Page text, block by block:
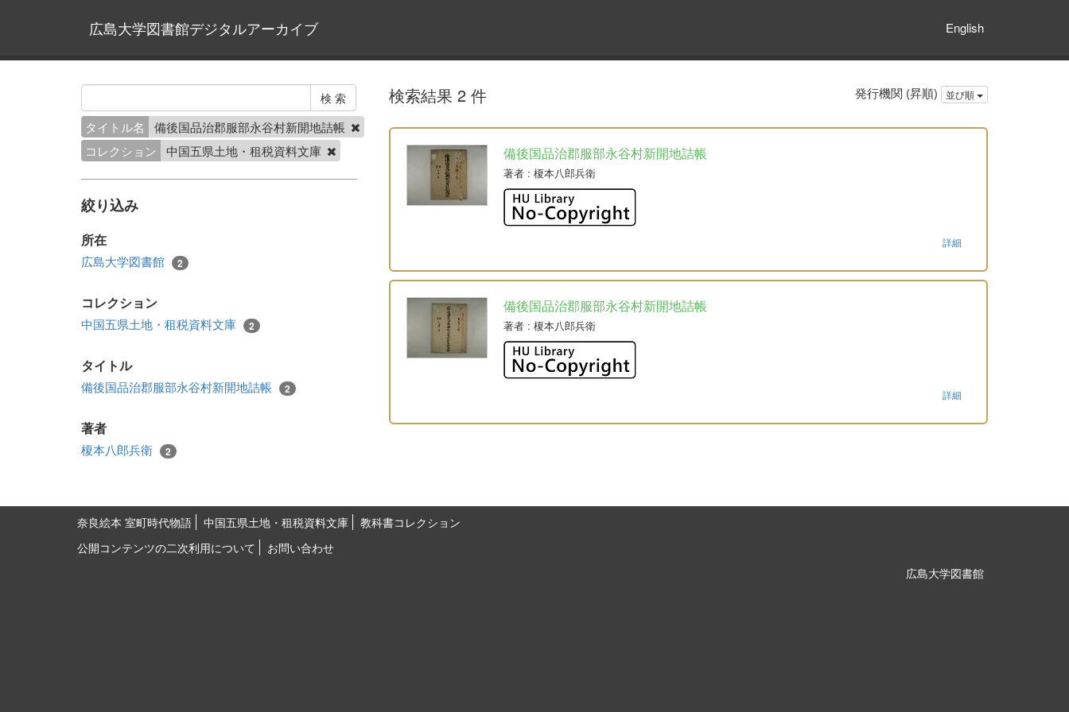
広島大学図書館デジタルアーカイブ English
タイトル名
備後国品治郡服部永谷村新開地詰帳
コレクション
中国五県土地・租税資料文庫
絞り込み
所在
広島大学図書館 2
コレクション
中国五県土地・租税資料文庫 2
タイトル
備後国品治郡服部永谷村新開地詰帳 2
著者
榎本八郎兵衛 2
検索結果 2 件 発行機関 (昇順) 並び順
備後国品治郡服部永谷村新開地詰帳
著者: 榎本八郎兵衛
詳細
備後国品治郡服部永谷村新開地詰帳
著者: 榎本八郎兵衛
詳細
奈良絵本 室町時代物語 中国五県土地・租税資料文庫
教科書コレクション
公開コンテンツの二次利用について
お問い合わせ
広島大学図書館